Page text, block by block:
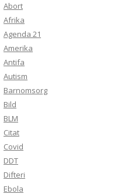
Abort
Afrika
Agenda 21
Amerika
Antifa
Autism
Barnomsorg
Bild
BLM
Citat
Covid
DDT
Difteri
Ebola